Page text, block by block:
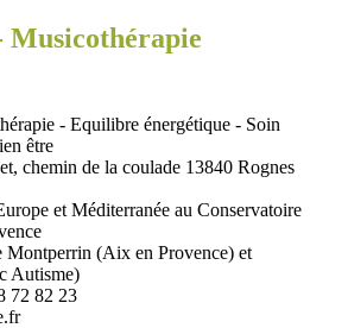
Musicothérapie
- Equilibre énergétique - Soin
être
chemin de la coulade 13840 Rognes
et Méditerranée au Conservatoire
Montperrin (Aix en Provence) et
Autisme)
72 82 23